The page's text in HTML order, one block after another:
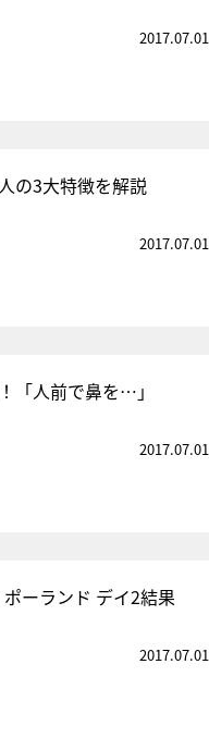
2017.07.01
の3大特徴を解説
2017.07.01
「人前で鼻を…」
2017.07.01
ーランド デイ2結果
2017.07.01